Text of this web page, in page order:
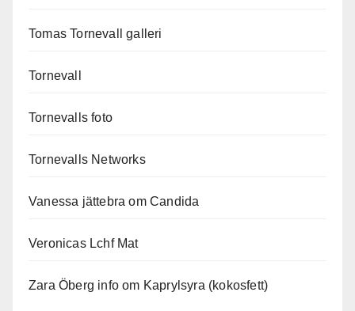
Tomas Tornevall galleri
Tornevall
Tornevalls foto
Tornevalls Networks
Vanessa jättebra om Candida
Veronicas Lchf Mat
Zara Öberg info om Kaprylsyra (kokosfett)